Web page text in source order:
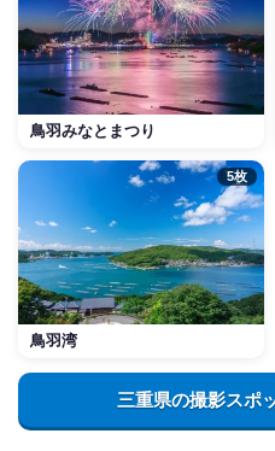
鳥羽みなとまつり
5枚
鳥羽湾
三重県の撮影スポ